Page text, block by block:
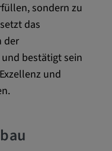
sondern zu
das
der
bestätigt sein
und
_vis_opt_s,
_vwo_ds,